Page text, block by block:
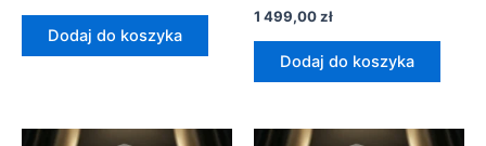
Dodaj do koszyka
1 499,00zł
Dodaj do koszyka